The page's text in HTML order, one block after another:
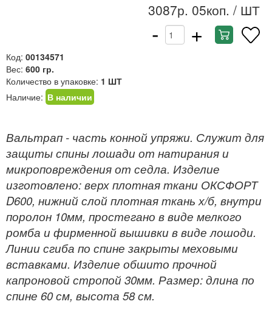
3087р. 05коп. / ШТ
- +
Код: 00134571
Вес: 600 гр.
Количество в упаковке: 1 ШТ
Наличие: В наличии
Вальтрап - часть конной упряжи. Служит для
защиты спины лошади от натирания и
микроповреждения от седла. Изделие
изготовлено: верх плотная ткани ОКСФОРТ
D600, нижний слой плотная ткань х/б, внутри
поролон 10мм, простегано в виде мелкого
ромба и фирменной вышивки в виде лошоди.
Линии сгиба по спине закрыты меховыми
вставками. Изделие обшито прочной
капроновой стропой 30мм. Размер: длина по
спине 60 см, высота 58 см.